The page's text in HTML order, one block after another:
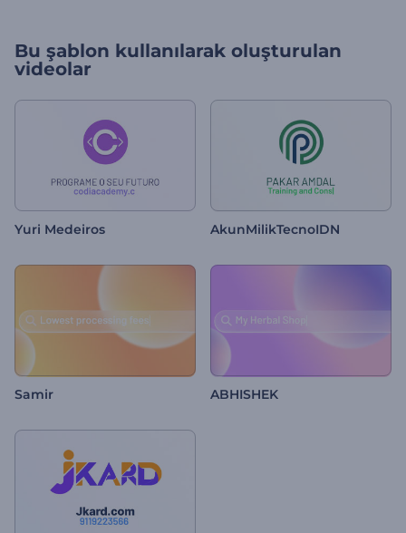
Bu şablon kullanılarak oluşturulan
videolar
Yuri Medeiros AkunMilikTecnoIDN
Samir ABHISHEK